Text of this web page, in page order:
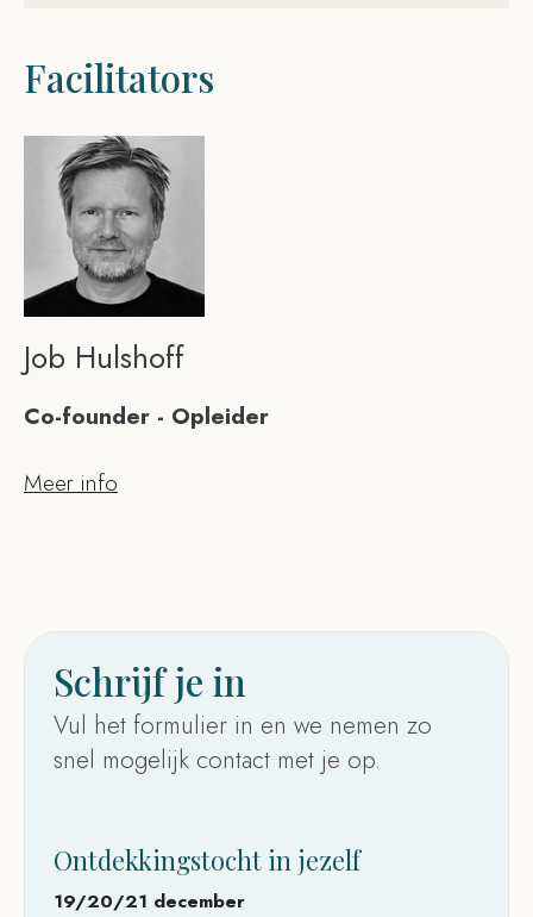
Facilitators
Job Hulshoff
Co-founder - Opleider
Meer info
Schrijf je in
Vul het formulier in en we nemen zo
snel mogelijk contact met je op.
Ontdekkingstocht in jezelf
19/20/21 december